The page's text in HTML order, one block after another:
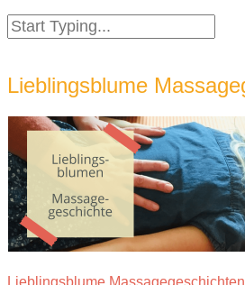
Lieblingsblume
Lieblingsblume Massagegeschichten